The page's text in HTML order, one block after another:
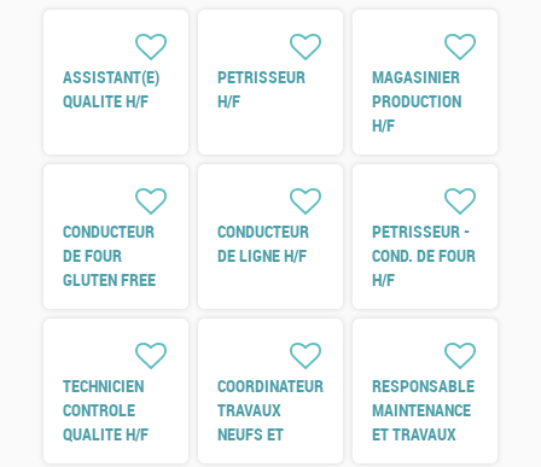
ASSISTANT(E)
QUALITE H/F
PETRISSEUR
H/F
MAGASINIER
PRODUCTION
H/F
CONDUCTEUR
DE FOUR
GLUTEN FREE
CONDUCTEUR
DE LIGNE H/F
PETRISSEUR -
COND. DE FOUR
H/F
TECHNICIEN
CONTROLE
QUALITE H/F
COORDINATEUR
TRAVAUX
NEUFS ET
RESPONSABLE
MAINTENANCE
ET TRAVAUX